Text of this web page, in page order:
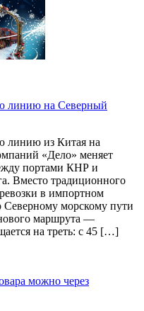
линию на Северный
линию из Китая на
«Дело» меняет
портами КНР и
Вместо традиционного
в импортном
Северному морскому пути
маршрута —
на треть: с 45 […]
можно через